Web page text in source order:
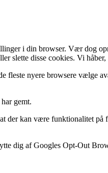
i din browser. Vær dog
slette disse cookies. Vi
fleste nyere browsere vælge
gemt.
kan være funktionalitet på
dig af Googles Opt-Out